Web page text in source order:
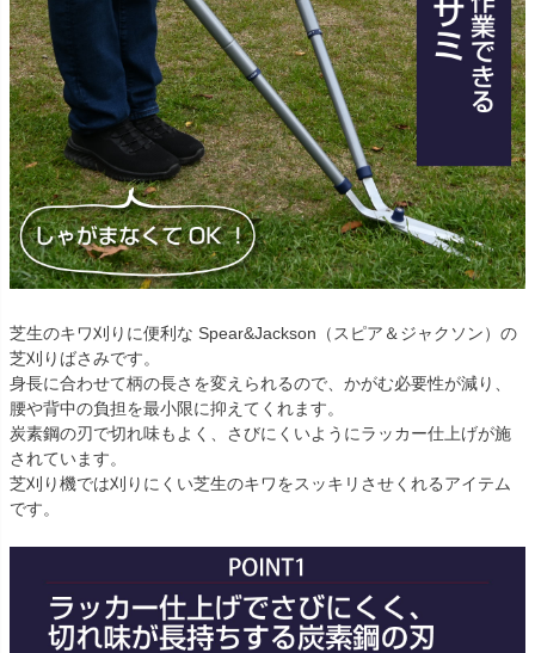
芝生のキワ刈りに便利な Spear&Jackson（スピア＆ジャクソン）の
芝刈りばさみです。
身長に合わせて柄の長さを変えられるので、かがむ必要性が減り、
腰や背中の負担を最小限に抑えてくれます。
炭素鋼の刃で切れ味もよく、さびにくいようにラッカー仕上げが施
されています。
芝刈り機では刈りにくい芝生のキワをスッキリさせくれるアイテム
です。